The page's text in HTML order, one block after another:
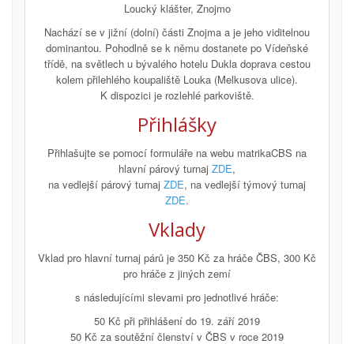
Loucký klášter, Znojmo
Nachází se v jižní (dolní) části Znojma a je jeho viditelnou
dominantou. Pohodlně se k němu dostanete po Vídeňské
třídě, na světlech u bývalého hotelu Dukla doprava cestou
kolem přilehlého koupaliště Louka (Melkusova ulice).
K dispozici je rozlehlé parkoviště.
Přihlášky
Přihlašujte se pomocí formuláře na webu matrikaCBS na
hlavní párový turnaj ZDE,
na vedlejší párový turnaj ZDE, na vedlejší týmový turnaj
ZDE.
Vklady
Vklad pro hlavní turnaj párů je 350 Kč za hráče ČBS, 300 Kč
pro hráče z jiných zemí
s následujícími slevami pro jednotlivé hráče:
50 Kč při přihlášení do 19. září 2019
50 Kč za soutěžní členství v ČBS v roce 2019